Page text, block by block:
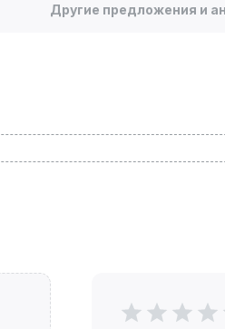
Другие предложения и